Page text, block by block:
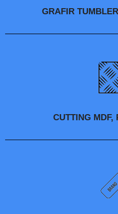
GRAFIR
CUTTING MDF,